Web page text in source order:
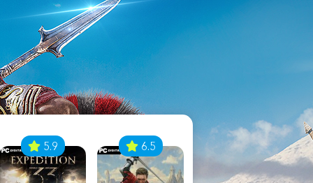
5.9 6.5 8.1